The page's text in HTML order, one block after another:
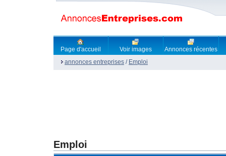
Page d'accueil Voir images
Annonces récentes
annonces entreprises / Emploi
Emploi